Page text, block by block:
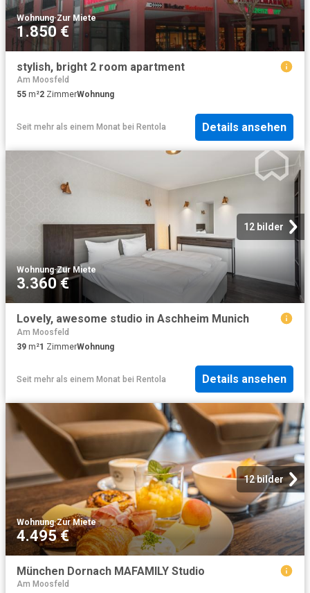
Wohnung·Zur Miete
1.850 €
stylish, bright 2 room apartment
Am Moosfeld
55 m²2 ZimmerWohnung
Seit mehr als einem Monat bei Rentola Details ansehen
12 bilder
Wohnung·Zur Miete
3.360 €
Lovely, awesome studio in Aschheim Munich
Am Moosfeld
39 m²1 ZimmerWohnung
Seit mehr als einem Monat bei Rentola Details ansehen
12 bilder
Wohnung·Zur Miete
4.495 €
München Dornach MAFAMILY Studio
Am Moosfeld